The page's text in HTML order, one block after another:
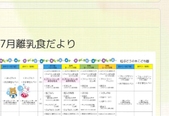
7月離乳食だより